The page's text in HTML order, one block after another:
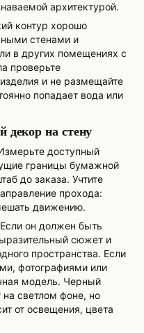
архитектурой.
контур хорошо
стенами и
в других помещениях с
проверьте
и не размещайте
попадает вода или
декор на стену
доступный
границы бумажной
до заказа. Учтите
прохода:
движению.
он должен быть
сюжет и
пространства. Если
фотографиями или
модель. Черный
на светлом фоне, но
от освещения, цвета